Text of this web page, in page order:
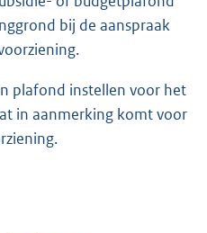
bij de aanspraak
plafond instellen voor het
in aanmerking komt voor